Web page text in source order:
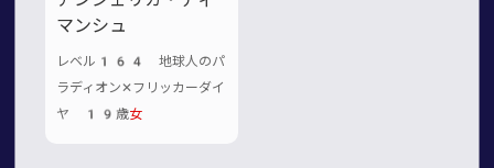
マンシュ
レベル164 地球人のパ
ラディオン✕フリッカーダイ
ヤ 19歳女